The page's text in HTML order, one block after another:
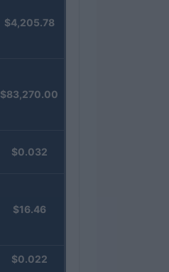
$4,205.78
$83,270.00
$0.032
$16.46
$0.022